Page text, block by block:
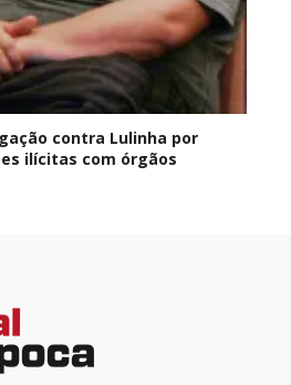
contra Lulinha por
ilícitas com órgãos